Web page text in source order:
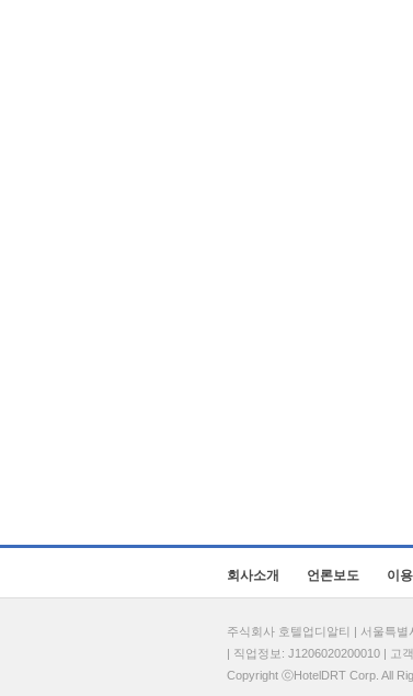
회사소개 언론보도 이
주식회사 호텔업디알티 | 서울특
| 직업정보: J1206020200010 | 고
Copyright ⓒHotelDRT Corp. All